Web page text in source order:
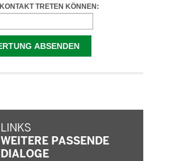
LINKS
WEITERE PASSENDE
DIALOGE